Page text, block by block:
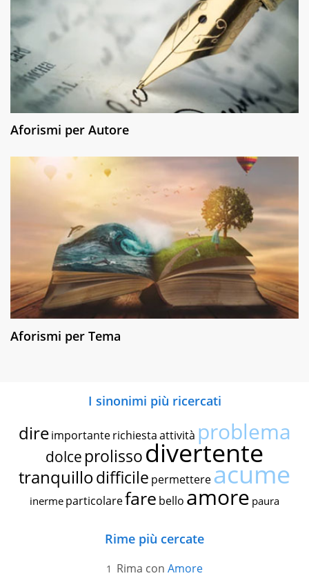
Aforismi per Autore
Aforismi per Tema
I sinonimi più ricercati
dire importante richiestaattività problema
dolce prolissodivertente
tranquillodifficile permettereacume
inerme particolarefare bello amore paura
Rime più cercate
Rima con Amore